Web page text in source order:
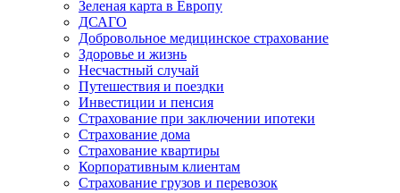
Зеленая карта в Европу
ДСАГО
Добровольное медицинское страхование
Здоровье и жизнь
Несчастный случай
Путешествия и поездки
Инвестиции и пенсия
Страхование при заключении ипотеки
Страхование дома
Страхование квартиры
Корпоративным клиентам
Страхование грузов и перевозок